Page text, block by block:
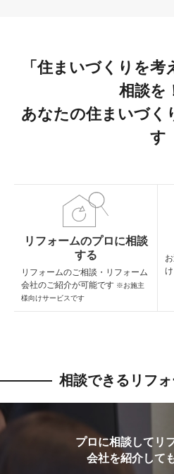
「住まいづくりを
相談を
あなたの住まいづく
す
リフォームのプロに相談
する
リフォームのご相談・ リフォーム
会社のご紹介が可能です ※お施主
様向けサービスです
相談できるリフ
プロに相談してリ
会社を紹介して